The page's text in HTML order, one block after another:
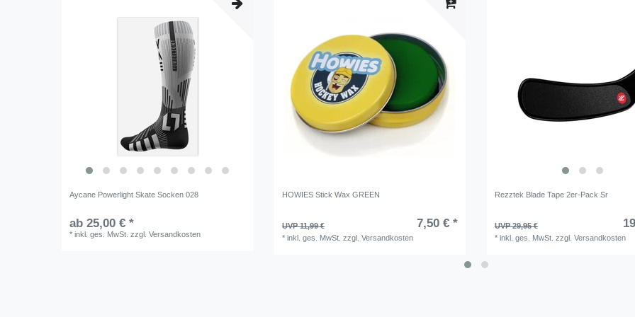
Aycane Powerlight Skate Socken 028
ab 25,00 € *
*inkl. ges. MwSt. zzgl.Versandkosten
HOWIES Stick Wax GREEN
UVP 11,99 € 7,50 € *
*inkl. ges. MwSt. zzgl.Versandkosten
Rezztek Blade Tape 2er-Pack Sr
UVP 29,95 €
*inkl. ges. MwSt. zzgl.Versandkosten